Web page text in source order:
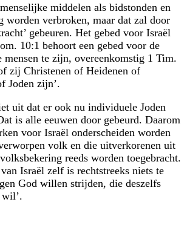
middelen als bidstonden en
worden verbroken, maar dat zal door
gebeuren. Het gebed voor Israël
10:1 behoort een gebed voor de
te zijn, overeenkomstig 1 Tim.
zij Christenen of Heidenen of
Joden zijn’.
uit dat er ook nu individuele Joden
is alle eeuwen door gebeurd. Daarom
voor Israël onderscheiden worden
volk en die uitverkorenen uit
reeds worden toegebracht.
Israël zelf is rechtstreeks niets te
God willen strijden, die deszelfs